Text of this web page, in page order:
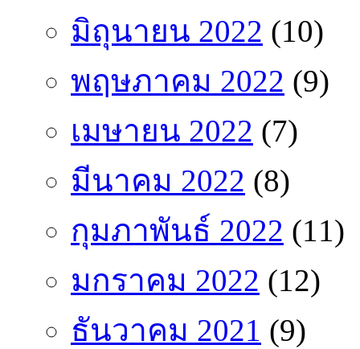
มิถุนายน 2022 (10)
พฤษภาคม 2022 (9)
เมษายน 2022 (7)
มีนาคม 2022 (8)
กุมภาพันธ์ 2022 (11)
มกราคม 2022 (12)
ธันวาคม 2021 (9)